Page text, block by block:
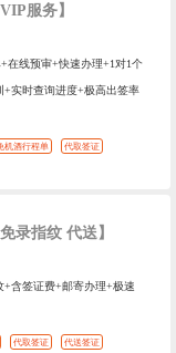
服务】
在线预审+快速办理+1对1个
实时查询进度+极高出签率
机酒行程单 代取签证
录指纹 代送】
+含签证费+邮寄办理+极速
代取签证 代送签证